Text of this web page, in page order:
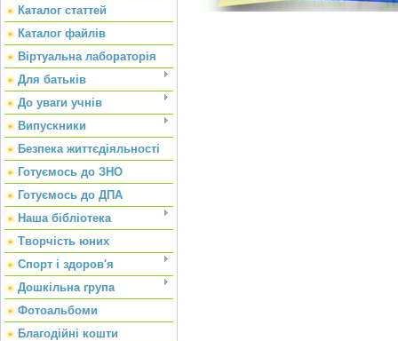
Каталог статтей
Каталог файлів
Віртуальна лабораторія
Для батьків
До уваги учнів
Випускники
Безпека життєдіяльності
Готуємось до ЗНО
Готуємось до ДПА
Наша бібліотека
Творчість юних
Спорт і здоров'я
Дошкільна група
Фотоальбоми
Благодійні кошти